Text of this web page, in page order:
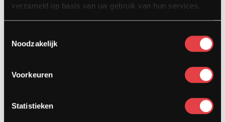
verzameld op basis van uw gebruik van hun services.
Noodzakelijk
Voorkeuren
Statistieken
Afspraak showroom